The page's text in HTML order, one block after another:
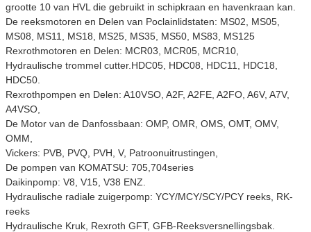
Snelheidswaaier
(r/min)
0-170 0-170
grootte 10 van HVL die gebruikt in schipkraan en havenkraan kan.
De reeksmotoren en Delen van Poclainlidstaten: MS02, MS05,
MS08, MS11, MS18, MS25, MS35, MS50, MS83, MS125
Rexrothmotoren en Delen: MCR03, MCR05, MCR10,
Hydraulische trommel cutter.HDC05, HDC08, HDC11, HDC18,
HDC50.
Rexrothpompen en Delen: A10VSO, A2F, A2FE, A2FO, A6V, A7V,
A4VSO,
De Motor van de Danfossbaan: OMP, OMR, OMS, OMT, OMV,
OMM,
Vickers: PVB, PVQ, PVH, V, Patroonuitrustingen,
De pompen van KOMATSU: 705,704series
Daikinpomp: V8, V15, V38 ENZ.
Hydraulische radiale zuigerpomp: YCY/MCY/SCY/PCY reeks, RK-
reeks
Hydraulische Kruk, Rexroth GFT, GFB-Reeksversnellingsbak.